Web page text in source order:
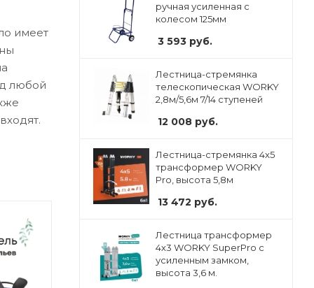
имеет
любой
ручная усиленная с
колесом 125мм
3 593 руб.
Лестница-стремянка
телескопическая WORKY
2,8м/5,6м 7/14 ступеней
12 008 руб.
Лестница-стремянка 4x5
трансформер WORKY
Pro, высота 5,8м
13 472 руб.
Лестница трансформер
4х3 WORKY SuperPro с
усиленным замком,
высота 3,6 м.